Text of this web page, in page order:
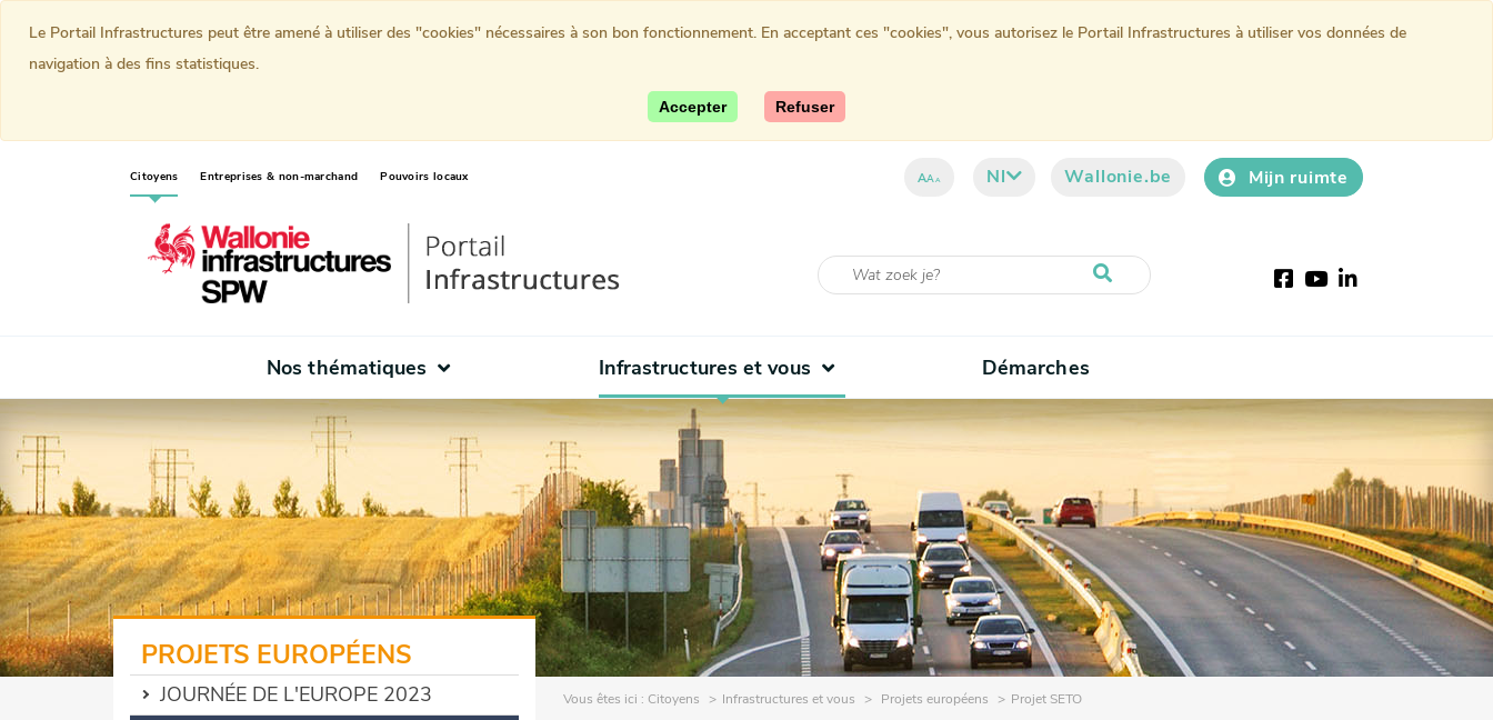
Citoyens(current)Entreprises & non-marchand Pouvoirs locaux AAA Nl Wallonie.be Mijn ruimte
Facebook
YouTube
LinkedIn
Nos thématiques Infrastructures et vous Démarches
Vous êtes ici : Citoyens Infrastructures et vous Projets européens Projet SETO
PROJETS EUROPÉENS
JOURNÉE DE L'EUROPE 2023
Le Portail Infrastructures peut être amené à utiliser des "cookies" nécessaires à son bon fonctionnement. En acceptant ces "cookies", vous autorisez le Portail Infrastructures à utiliser vos données de
navigation à des fins statistiques.
Accepter Refuser